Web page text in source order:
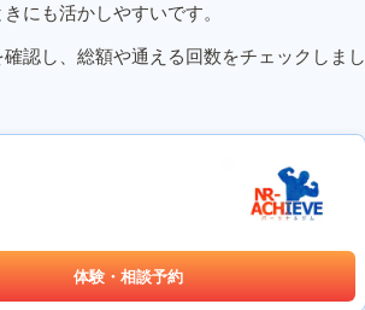
にも活かしやすいです。
認し、総額や通える回数をチェックしまし
体験・相談予約